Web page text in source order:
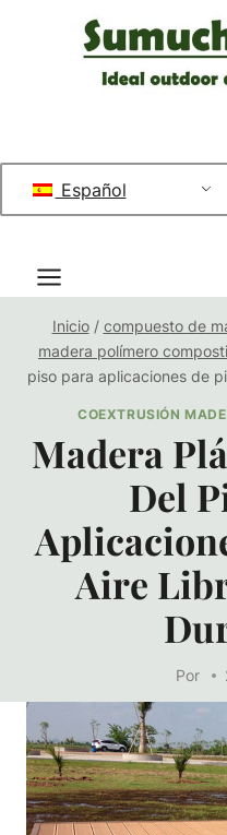
Español
Inicio / compuesto de
madera polímero
piso para aplicaciones de
COEXTRUSIÓN
Madera
Del
Aire
Por